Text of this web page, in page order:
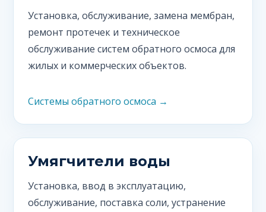
Установка, обслуживание, замена мембран,
ремонт протечек и техническое
обслуживание систем обратного осмоса для
жилых и коммерческих объектов.
Системы обратного осмоса →
Умягчители воды
Установка, ввод в эксплуатацию,
обслуживание, поставка соли, устранение